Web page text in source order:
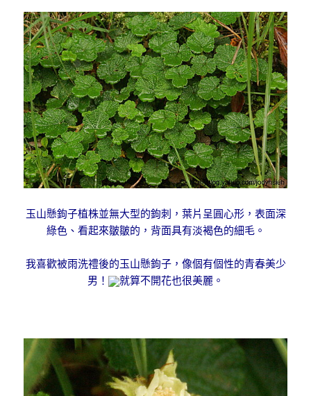
玉山懸鉤子植株並無大型的鉤刺，葉片呈圓心形，表面深
綠色、看起來皺皺的，背面具有淡褐色的細毛。
我喜歡被雨洗禮後的玉山懸鉤子，像個有個性的青春美少
男！
就算不開花也很美麗。